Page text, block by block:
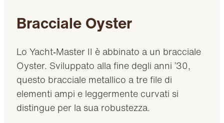
Bracciale Oyster
Lo Yacht‑Master II è abbinato a un bracciale
Oyster. Sviluppato alla fine degli anni ’30,
questo bracciale metallico a tre file di
elementi ampi e leggermente curvati si
distingue per la sua robustezza.